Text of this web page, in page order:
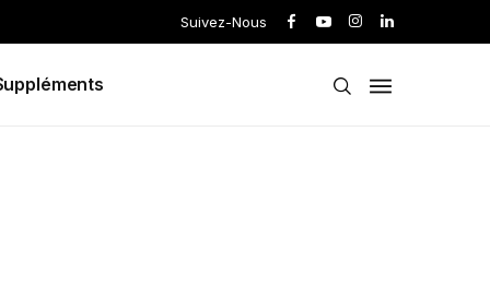
Suivez-Nous